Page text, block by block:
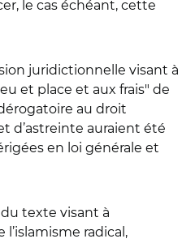
le cas échéant, cette
juridictionnelle visant à
et place et aux frais" de
au droit
d’astreinte auraient été
en loi générale et
texte visant à
radical,